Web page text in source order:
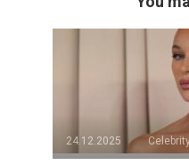
24.12.2025